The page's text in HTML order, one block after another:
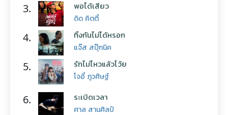
3. พอได้เสียว
ดิด คิตตี้
4. ทิ้งกันไม่ได้หรอก
แจ๊ส สปุ๊กนิค
5. รักไม่ไหวแล้วโว้ย
โจอี้ ภูวศิษฐ์
6. ระเบิดเวลา
ศาล สานศิลป์